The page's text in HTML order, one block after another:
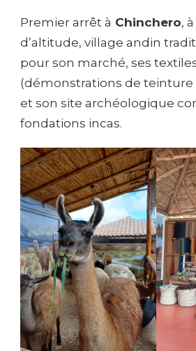
Premier arrêt à Chinchero,
d’altitude, village andin
pour son marché, ses
(démonstrations de teinture
et son site archéologique
fondations incas.